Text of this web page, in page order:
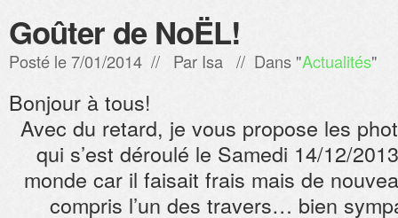
Goûter de NoËL!
Posté le 7/01/2014 // Par Isa // Dans "Actualités"
Bonjour à tous!
Avec du retard, je vous propose les
qui s’est déroulé le Samedi 14/12/
monde car il faisait frais mais de
compris l’un des travers… bien